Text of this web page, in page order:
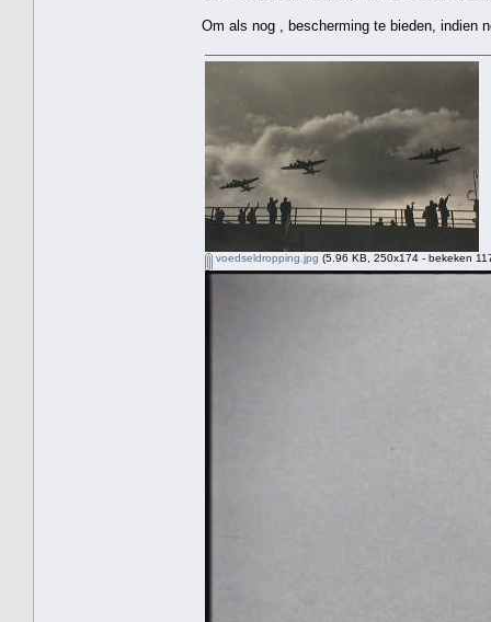
Om als nog , bescherming te bieden, indien
voedseldropping.jpg (5.96 KB, 250x174 - bekeken